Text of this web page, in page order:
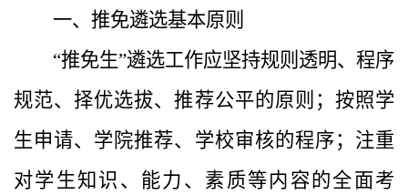
一、推免遴选基本原则
“推免生”遴选工作应坚持规则透明、程序
规范、择优选拔、推荐公平的原则；按照学
生申请、学院推荐、学校审核的程序；注重
对学生知识、能力、素质等内容的全面考